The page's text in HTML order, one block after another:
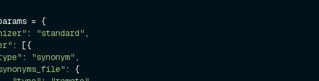
= {
: "standard" ,
: [{
: "synonym" ,
: {